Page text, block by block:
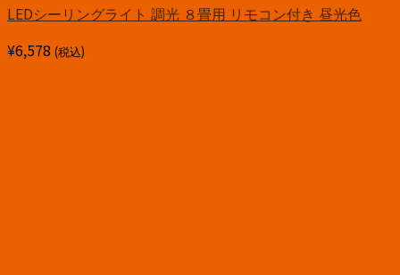
LEDシーリングライト 調光 ８畳用 リモコン付き 昼光色
¥6,578 (税込)